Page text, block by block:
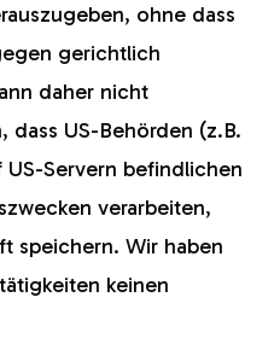
ohne dass
gerichtlich
daher nicht
dass US-Behörden (z.B.
Servern befindlichen
verarbeiten,
speichern. Wir haben
keinen